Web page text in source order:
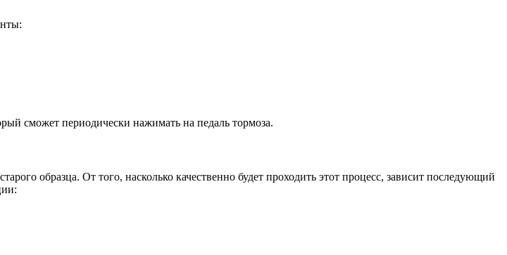
сможет периодически нажимать на педаль тормоза.
образца. От того, насколько качественно будет проходить этот процесс, зависит последующий